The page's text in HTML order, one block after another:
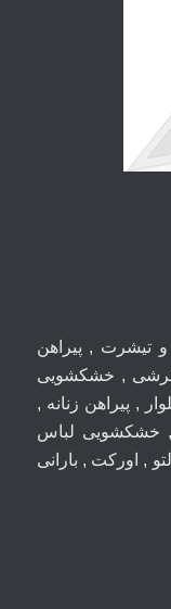
تیشرت , پیراهن
, خشکشویی
, پیراهن زنانه ,
, خشکشویی لباس
, اورکت , بارانی